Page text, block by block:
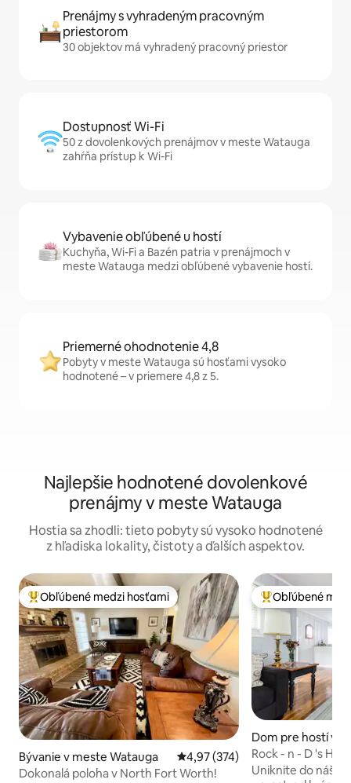
Prenájmy s vyhradeným pracovným
priestorom
30 objektov má vyhradený pracovný priestor
Dostupnosť Wi-Fi
50 z dovolenkových prenájmov v meste Watauga
zahŕňa prístup k Wi-Fi
Vybavenie obľúbené u hostí
Kuchyňa, Wi-Fi a Bazén patria v prenájmoch v
meste Watauga medzi obľúbené vybavenie hostí.
Priemerné ohodnotenie 4,8
Pobyty v meste Watauga sú hosťami vysoko
hodnotené – v priemere 4,8 z 5.
Najlepšie hodnotené dovolenkové
prenájmy v meste Watauga
Hostia sa zhodli: tieto pobyty sú vysoko hodnotené
z hľadiska lokality, čistoty a ďalších aspektov.
Najobľúbenejšie medzi hosťami
Obľúbené medzi hosťami
Bývanie v meste Watauga Priemerné ohodnotenie 4,97 z
4,97 (374)
Dokonalá poloha v North Fort Worth!
Najobľúbenejšie
Obľúbené
Dom pre hostí v
om City
Rock - n -
Uniknite do